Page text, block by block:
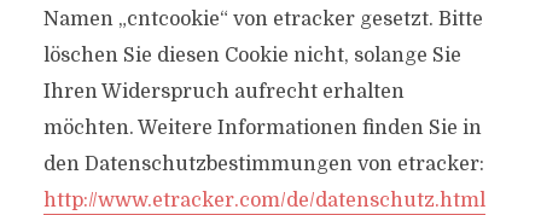
Namen „cntcookie“ von etracker gesetzt. Bitte
löschen Sie diesen Cookie nicht, solange Sie
Ihren Widerspruch aufrecht erhalten
möchten. Weitere Informationen finden Sie in
den Datenschutzbestimmungen von etracker:
http://www.etracker.com/de/datenschutz.html